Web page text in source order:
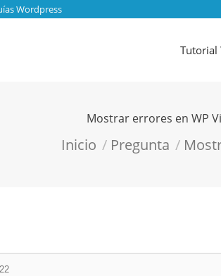
Wordpress
Tutorial
Mostrar errores en WP
Estás aquí:
Inicio Pregunta